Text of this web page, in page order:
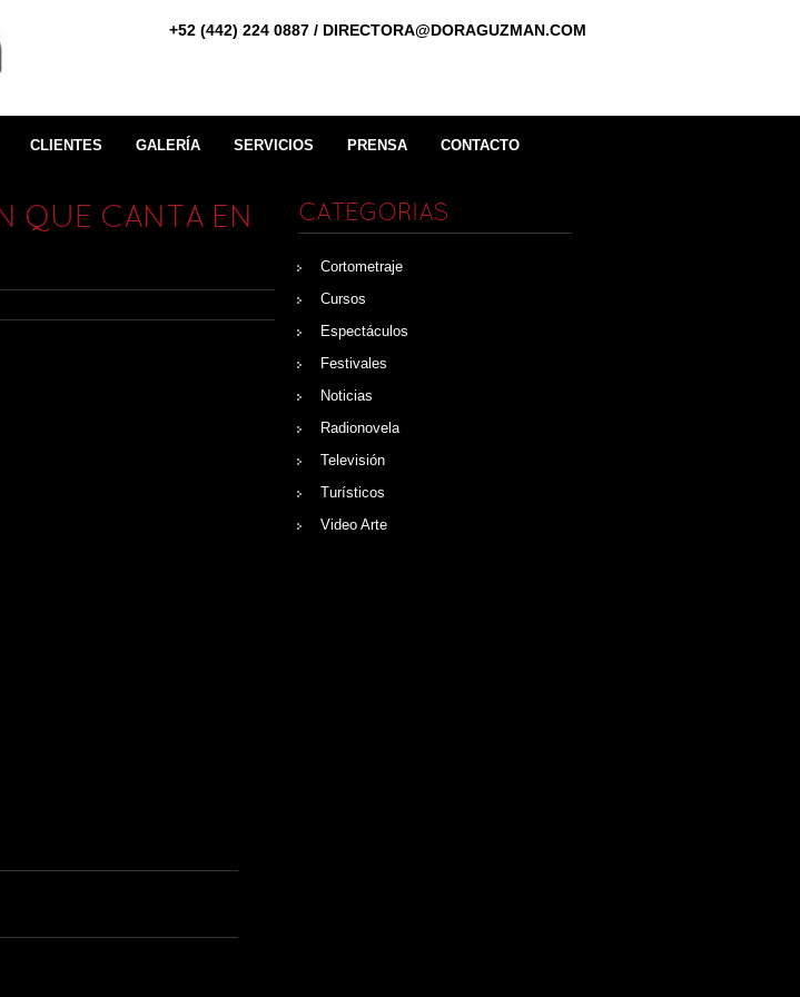
+52 (442) 224 0887 / DIRECTORA@DORAGUZMAN.COM
CLIENTES GALERÍA SERVICIOS PRENSA CONTACTO
QUE CANTA EN
CATEGORIAS
Cortometraje
Cursos
Espectáculos
Festivales
Noticias
Radionovela
Televisión
Turísticos
Video Arte